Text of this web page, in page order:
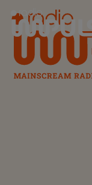
Radio Impuls